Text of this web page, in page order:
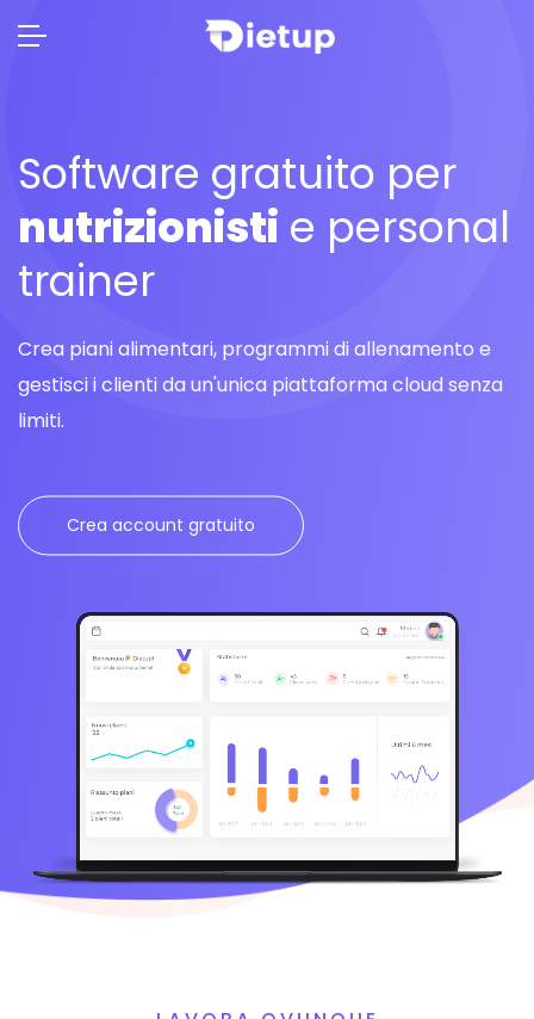
Software gratuito per
nutrizionisti e personal
trainer
Crea piani alimentari, programmi di allenamento e
gestisci i clienti da un'unica piattaforma cloud senza
limiti.
Crea account gratuito